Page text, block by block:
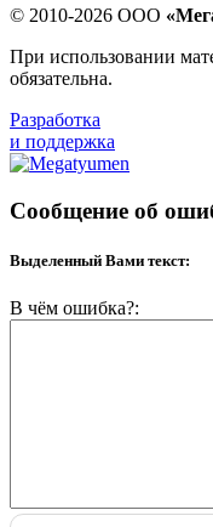
© 2010-2026 ООО
При использовании
обязательна.
Разработка
и поддержка
Сообщение об
Выделенный Вами текст:
В чём ошибка?: